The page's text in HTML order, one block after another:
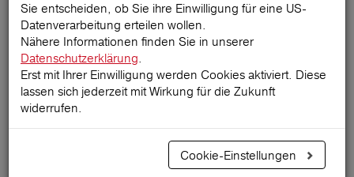
Mit Packliste bestens
vorbereitet in den Urlaub
31.03.2025
Sie entscheiden, ob Sie ihre Einwilligung für eine US-
Datenverarbeitung erteilen wollen.
Nähere Informationen finden Sie in unserer
Datenschutzerklärung.
Erst mit Ihrer Einwilligung werden Cookies aktiviert. Diese
lassen sich jederzeit mit Wirkung für die Zukunft
widerrufen.
Cookie-Einstellungen